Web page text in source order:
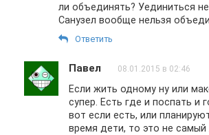
ли объединять? Уединиться
Санузел вообще нельзя
Ответить
Павел 08.01.2015 в 02:46
Если жить одному ну или
супер. Есть где и поспать и
вот если есть, или
время дети, то это не самый